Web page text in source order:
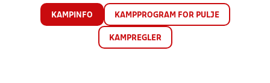
KAMPINFO KAMPPROGRAM FOR PULJE
KAMPREGLER